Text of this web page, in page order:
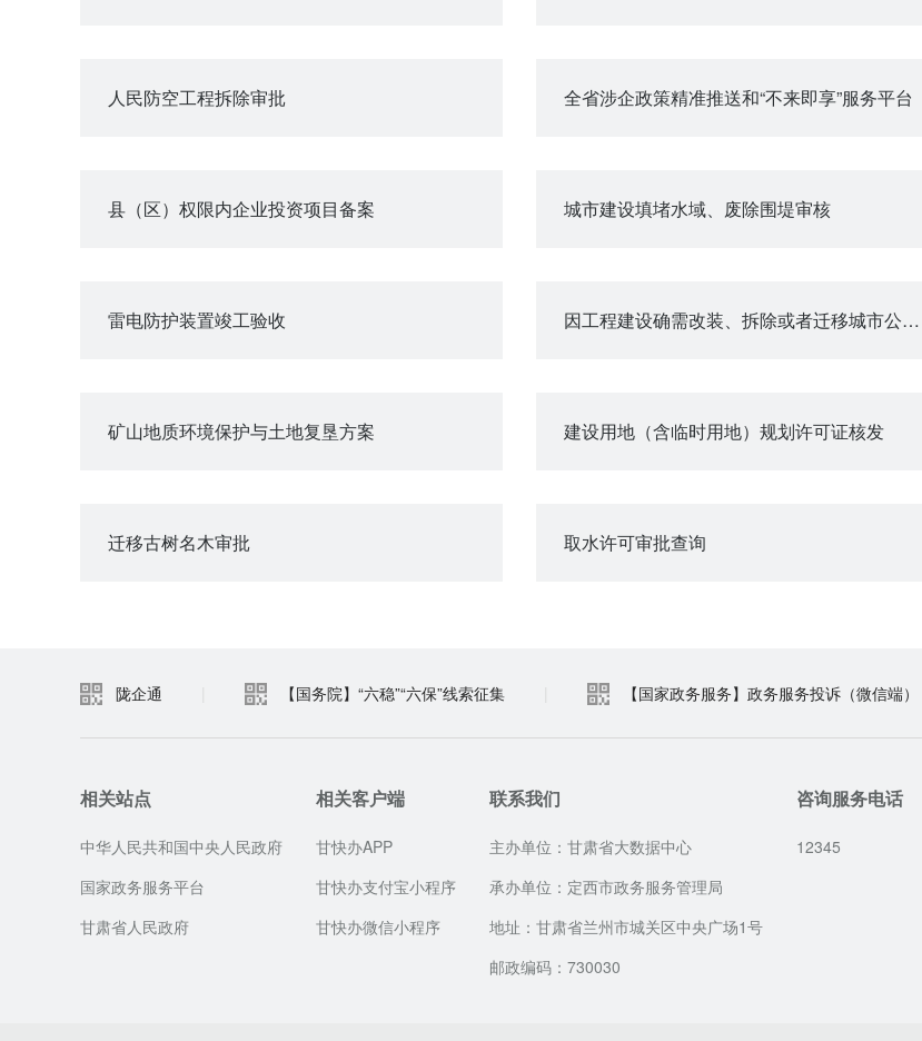
人民防空工程拆除审批 全省涉企政策精准推送和“不来即享”服务平台
县（区）权限内企业投资项目备案 城市建设填堵水域、废除围堤审核
雷电防护装置竣工验收 因工程建设确需改装、拆除或者迁移城市公共供水设施审核
矿山地质环境保护与土地复垦方案 建设用地（含临时用地）规划许可证核发
迁移古树名木审批 取水许可审批查询
陇企通 【国务院】“六稳”“六保”线索征集 【国家政务服务】政务服务投诉（微信端）
相关站点
中华人民共和国中央人民政府
国家政务服务平台
甘肃省人民政府
相关客户端
甘快办APP
甘快办支付宝小程序
甘快办微信小程序
联系我们
主办单位：甘肃省大数据中心
承办单位：定西市政务服务管理局
地址：甘肃省兰州市城关区中央广场1号
邮政编码：730030
咨询服务电话
12345